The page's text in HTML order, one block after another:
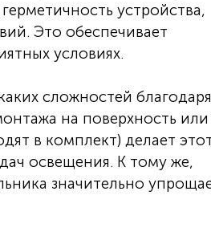
устройства,
Это обеспечивает
условиях.
сложностей благодаря
на поверхность или
в комплект) делает
освещения. К тому же,
значительно